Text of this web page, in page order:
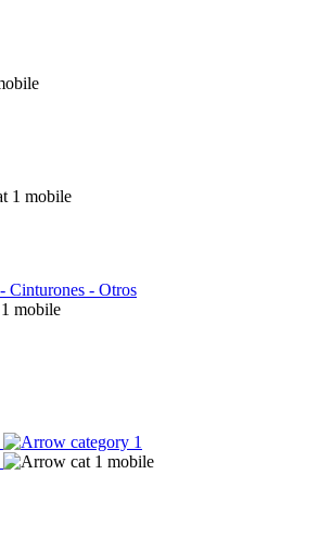
Cinturones - Otros